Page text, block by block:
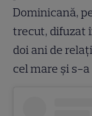
Dominicană,
trecut, difuzat
doi ani de
cel mare și s-